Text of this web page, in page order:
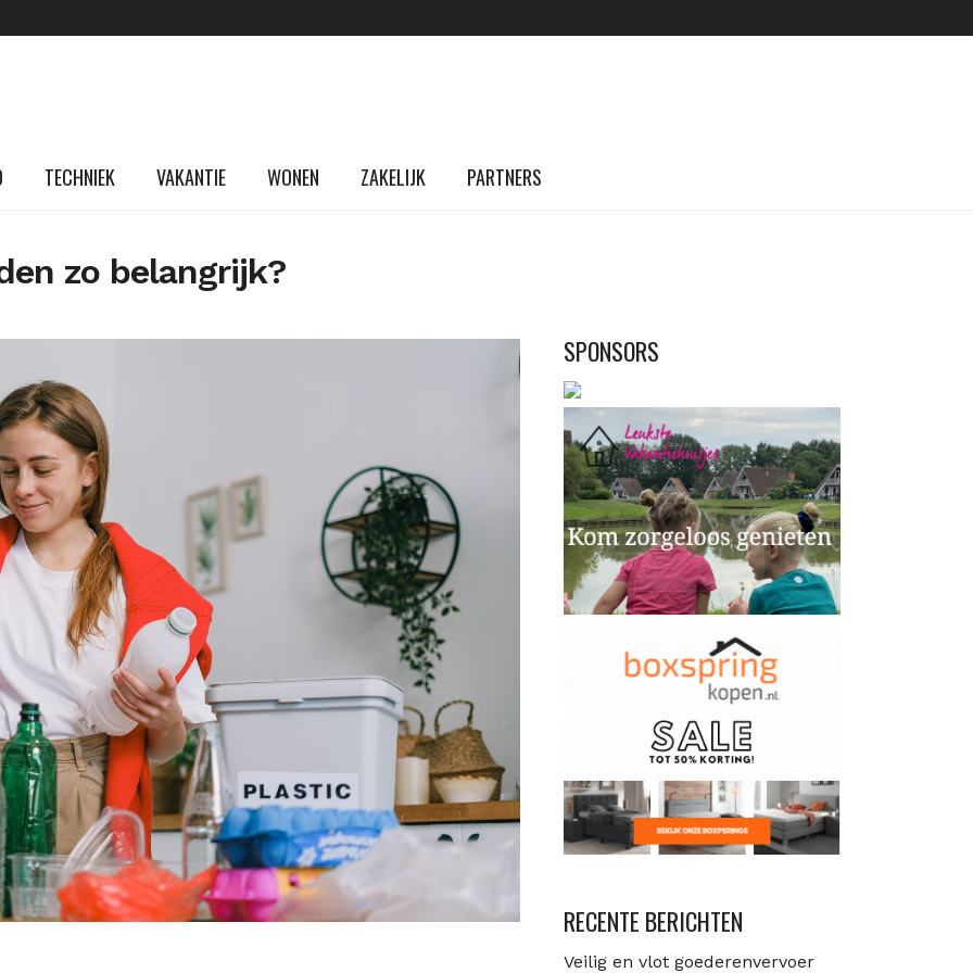
TECHNIEK VAKANTIE WONEN ZAKELIJK PARTNERS
zo belangrijk?
SPONSORS
RECENTE BERICHTEN
Veilig en vlot goederenvervoer